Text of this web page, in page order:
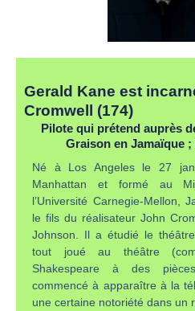
Gerald Kane est
Cromwell (174)
Pilote qui prétend auprès
Graison en Jamaïque
Né à Los Angeles le 27
Manhattan et formé au
l’Université Carnegie-Mellon,
le fils du réalisateur John
Johnson. Il a étudié le
tout joué au théâtre
Shakespeare à des
commencé à apparaître à la
une certaine notoriété dans un